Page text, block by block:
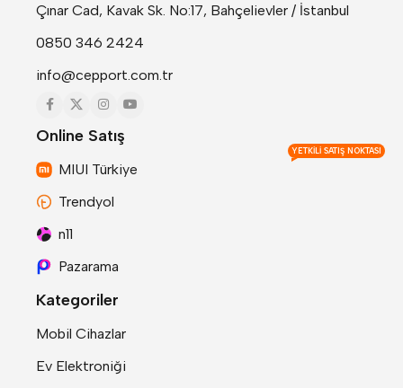
Çınar Cad, Kavak Sk. No:17, Bahçelievler / İstanbul
0850 346 2424
info@cepport.com.tr
Online Satış
MIUI Türkiye
YETKILI SATIŞ NOKTASI
Trendyol
n11
Pazarama
Kategoriler
Mobil Cihazlar
Ev Elektroniği